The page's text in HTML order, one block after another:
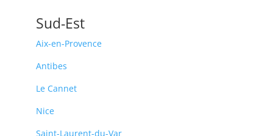
Sud-Est
Aix-en-Provence
Antibes
Le Cannet
Nice
Saint-Laurent-du-Var